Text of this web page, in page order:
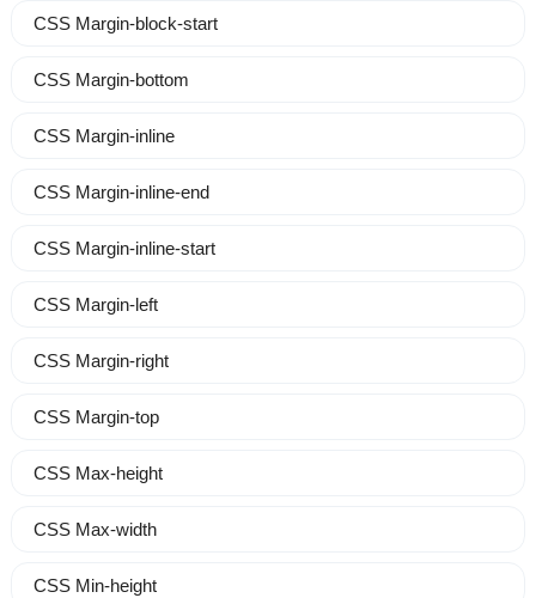
CSS Margin-block-start
CSS Margin-bottom
CSS Margin-inline
CSS Margin-inline-end
CSS Margin-inline-start
CSS Margin-left
CSS Margin-right
CSS Margin-top
CSS Max-height
CSS Max-width
CSS Min-height